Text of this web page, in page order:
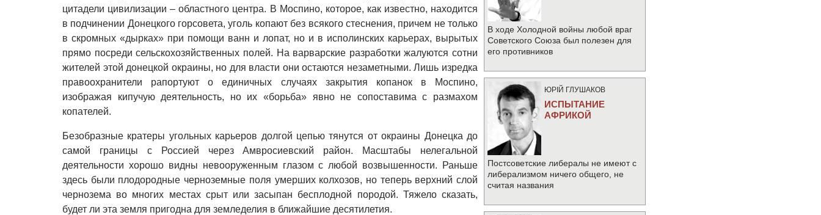
цитадели цивилизации – областного центра. В Моспино, которое, как известно, находится
в подчинении Донецкого горсовета, уголь копают без всякого стеснения, причем не только
в скромных «дырках» при помощи ванн и лопат, но и в исполинских карьерах, вырытых
прямо посреди сельскохозяйственных полей. На варварские разработки жалуются сотни
жителей этой донецкой окраины, но для власти они остаются незаметными. Лишь изредка
правоохранители рапортуют о единичных случаях закрытия копанок в Моспино,
изображая кипучую деятельность, но их «борьба» явно не сопоставима с размахом
копателей.
Безобразные кратеры угольных карьеров долгой цепью тянутся от окраины Донецка до
самой границы с Россией через Амвросиевский район. Масштабы нелегальной
деятельности хорошо видны невооруженным глазом с любой возвышенности. Раньше
здесь были плодородные черноземные поля умерших колхозов, но теперь верхний слой
чернозема во многих местах срыт или засыпан бесплодной породой. Тяжело сказать,
будет ли эта земля пригодна для земледелия в ближайшие десятилетия.
В ходе Холодной войны любой враг
Советского Союза был полезен для
его противников
ЮРIЙ ГЛУШАКОВ
ИСПЫТАНИЕ
АФРИКОЙ
Постсоветские либералы не имеют с
либерализмом ничего общего, не
считая названия